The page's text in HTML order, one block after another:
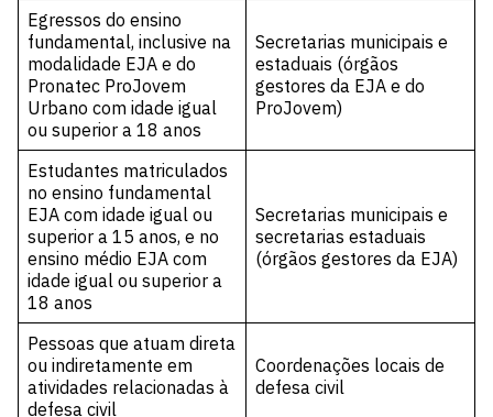
Egressos do ensino
fundamental, inclusive na
modalidade EJA e do
Pronatec ProJovem
Urbano com idade igual
ou superior a 18 anos
Secretarias municipais e
estaduais (órgãos
gestores da EJA e do
ProJovem)
Estudantes matriculados
no ensino fundamental
EJA com idade igual ou
superior a 15 anos, e no
ensino médio EJA com
idade igual ou superior a
18 anos
Secretarias municipais e
secretarias estaduais
(órgãos gestores da EJA)
Pessoas que atuam direta
ou indiretamente em
atividades relacionadas à
defesa civil
Coordenações locais de
defesa civil